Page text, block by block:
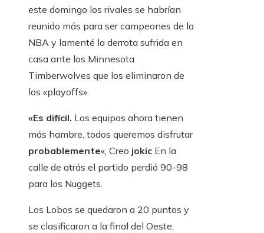
este domingo los rivales se habrían
reunido más para ser campeones de la
NBA y lamenté la derrota sufrida en
casa ante los Minnesota
Timberwolves que los eliminaron de
los «playoffs».
«Es difícil. Los equipos ahora tienen
más hambre, todos queremos disfrutar
probablemente«, Creo jokic En la
calle de atrás el partido perdió 90-98
para los Nuggets.
Los Lobos se quedaron a 20 puntos y
se clasificaron a la final del Oeste,